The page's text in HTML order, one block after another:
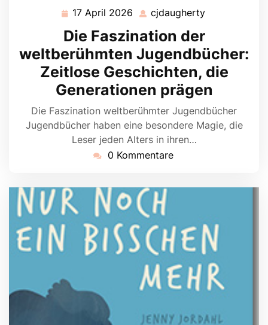
17 April 2026 17
2026
cjdaugherty
Die Faszination der
weltberühmten Jugendbücher:
Zeitlose Geschichten, die
Generationen prägen
Die Faszination weltberühmter Jugendbücher
Jugendbücher haben eine besondere Magie, die
Leser jeden Alters in ihren…
0 Kommentare